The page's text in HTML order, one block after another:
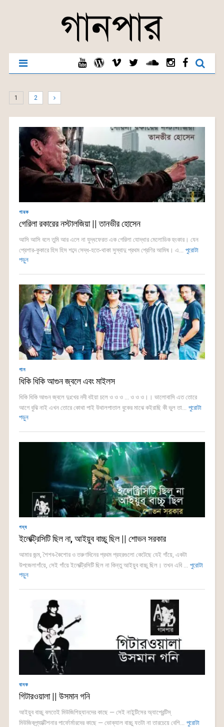
1 2
গায়ক
গেরিলা রকারের নস্টালজিয়া || তানভীর হোসেন
আসি আসি বলে তুমি আর এলে না যুদ্ধফেরত এক গেরিলা যোদ্ধার মেলোডিক হুংকার। যেন
প্রেশার-কুকারে হিস হিস শব্দে সেদ্ধ-হতে-থাকা সুস্বাদু প্রথম শ্রেণির আমিষ। এ... পুরোটা
পড়ুন
গান
ধিকি ধিকি আগুন জ্বলে এবং মাইলস
ধিকি ধিকি আগুন জ্বলে দুঃখের নদী বইয়া চলে ও ও ও ... ও ও ও।। ভালোবাসি এত তোরে
আগে বুঝি নাই এখন তোরে কোথা পাই উথালপাতাল বুকের মাঝে কইরাছি কী ভুল তা... পুরোটা
পড়ুন
গদ্য
ইলেক্ট্রিসিটি ছিল না, আইয়ুব বাচ্চু ছিল || শোভন সরকার
আমার জন্ম, শৈশব-কৈশোর ও তরুণদিনের প্রথম প্রহরগুলো কেটেছে যেই গাঁয়ে, একটা
উপজেলাগাঁয়ে, সেই গাঁয়ে ইলেক্ট্রিসিটি ছিল না কিন্তু আইয়ুব বাচ্চু ছিল। তখন এবি ... পুরোটা
পড়ুন
বাদক
গিটারওয়ালা || উসমান গনি
আইয়ুব বাচ্চু বলতেই মিউজিশিয়্যানদের কাছে — সেই নাইন্টিসের অ্যাপ্রেন্টিস্
মিউজিকপ্র্যাক্টিশনার পার্ফোর্মারদের কাছে — ভোক্যাল বাচ্চু যতটা না তারচেয়ে বেশি... পুরোটা